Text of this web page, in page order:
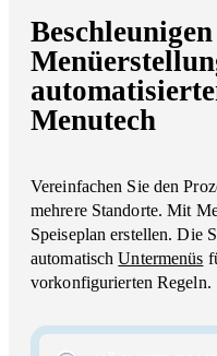
Menutech
Vereinfachen Sie den
mehrere Standorte. Mit
Speiseplan erstellen. Die
automatischUntermenüs
vorkonfigurierten Regeln.